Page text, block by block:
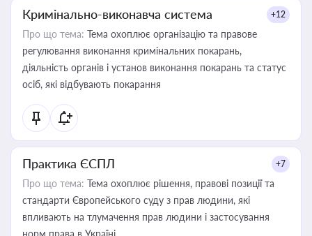
Кримінально-виконавча система +12
Про що тема: Тема охоплює організацію та правове
регулювання виконання кримінальних покарань,
діяльність органів і установ виконання покарань та статус
осіб, які відбувають покарання
Практика ЄСПЛ +7
Про що тема: Тема охоплює рішення, правові позиції та
стандарти Європейського суду з прав людини, які
впливають на тлумачення прав людини і застосування
норм права в Україні